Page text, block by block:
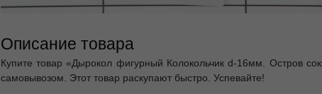
Описание товара
Купите товар «Дырокол фигурный Колокольчик d-16мм. Остров
самовывозом. Этот товар раскупают быстро. Успевайте!